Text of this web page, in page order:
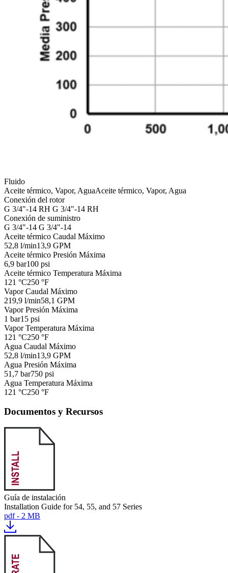
Fluido
Aceite térmico, Vapor, AguaAceite térmico, Vapor, Agua
Conexión del rotor
G 3/4"-14 RH G 3/4"-14 RH
Conexión de suministro
G 3/4"-14 G 3/4"-14
Aceite térmico Caudal Máximo
52,8 l/min13,9 GPM
Aceite térmico Presión Máxima
6,9 bar100 psi
Aceite térmico Temperatura Máxima
121 °C250 °F
Vapor Caudal Máximo
219,9 l/min58,1 GPM
Vapor Presión Máxima
1 bar15 psi
Vapor Temperatura Máxima
121 °C250 °F
Agua Caudal Máximo
52,8 l/min13,9 GPM
Agua Presión Máxima
51,7 bar750 psi
Agua Temperatura Máxima
121 °C250 °F
Documentos y Recursos
Guía de instalación
Installation Guide for 54, 55, and 57 Series
pdf - 2 MB